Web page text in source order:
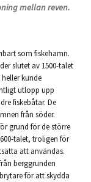
mellan reven.
som fiskehamn.
slutet av 1500-talet
kunde
utlopp upp
fiskebåtar. De
från söder.
grund för de större
talet, troligen för
att användas.
berggrunden
för att skydda